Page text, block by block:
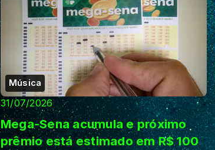
Música
31/07/2026
Mega-Sena acumula e próximo
prêmio está estimado em R$ 100